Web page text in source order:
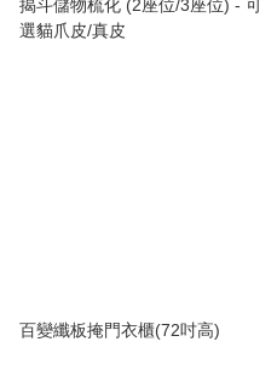
揭斗儲物梳化 (2座位/3座位) - 可
選貓爪皮/真皮
百變纖板掩門衣櫃(72吋高)